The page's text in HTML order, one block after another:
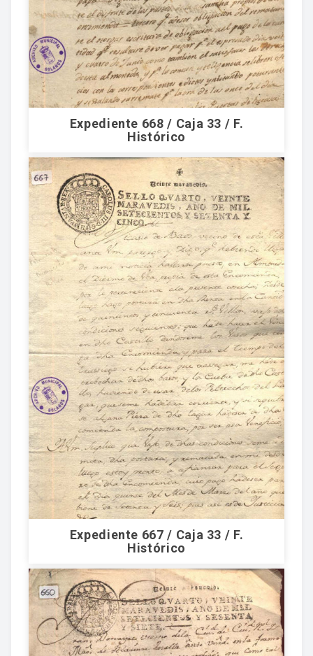
Expediente 668 / Caja 33 / F.
Histórico
Expediente 667 / Caja 33 / F.
Histórico